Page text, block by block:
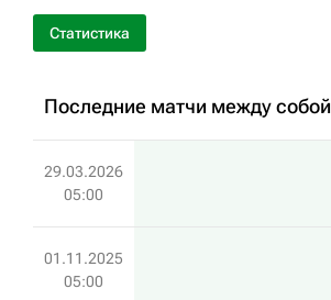
Статистика
Последние матчи между собой
29.03.2026
05:00
01.11.2025
05:00